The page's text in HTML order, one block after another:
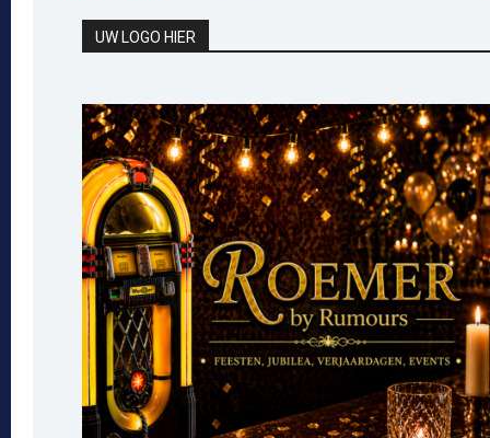
UW LOGO HIER